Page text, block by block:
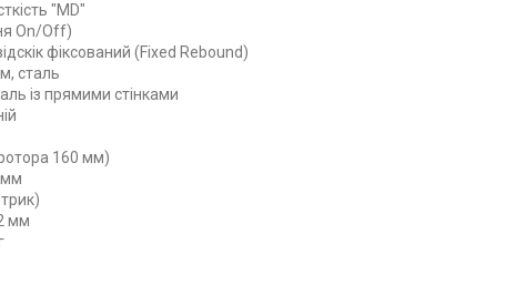
"MD"
On/Off)
фіксований (Fixed Rebound)
сталь
із прямими стінками
160 мм)
мм
мм